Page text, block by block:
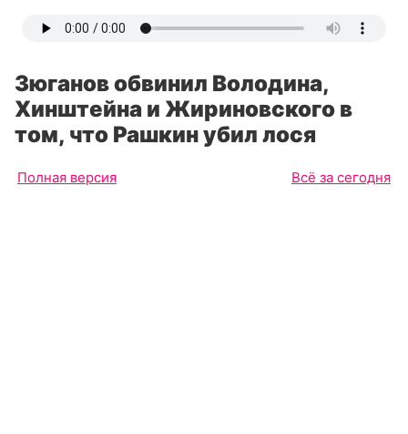
Зюганов обвинил Володина,
Хинштейна и Жириновского в
том, что Рашкин убил лося
Полная версия Всё за сегодня